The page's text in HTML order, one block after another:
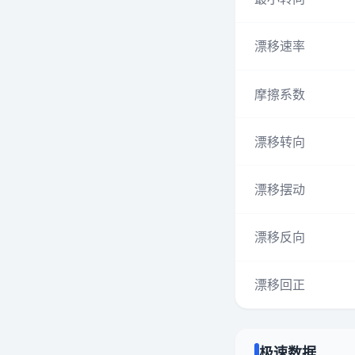
漂移速率
摩擦系数
漂移转向
漂移摆动
漂移反向
漂移回正